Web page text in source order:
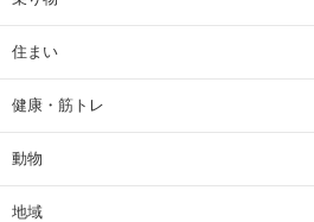
住まい
健康・筋トレ
動物
地域